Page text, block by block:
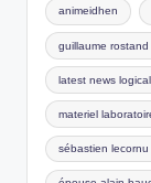
animeidhen
guillaume
latest news
materiel
sébastien